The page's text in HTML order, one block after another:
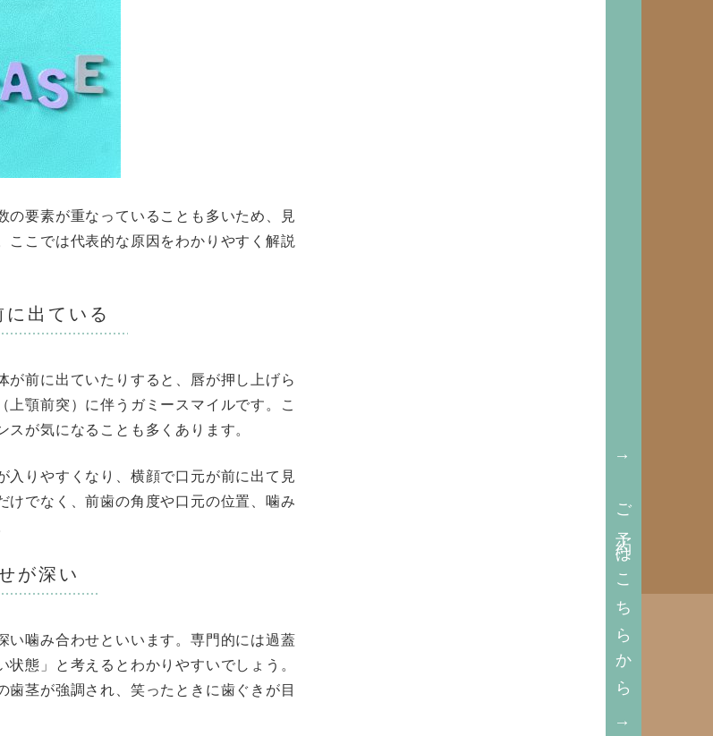
↑ ご予約はこちらから ↑
の要素が重なっていることも多いため、見
ここでは代表的な原因をわかりやすく解説
出ている
が前に出ていたりすると、唇が押し上げら
顎前突）に伴うガミースマイルです。こ
が気になることも多くあります。
入りやすくなり、横顔で口元が前に出て見
けでなく、前歯の角度や口元の位置、噛み
が深い
い噛み合わせといいます。専門的には過蓋
態」と考えるとわかりやすいでしょう。
茎が強調され、笑ったときに歯ぐきが目